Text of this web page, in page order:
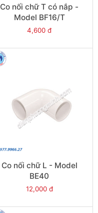
Co nối chữ T có nắp -
Model BF16/T
4,600 đ
Co nối chữ L - Model
BE40
12,000 đ